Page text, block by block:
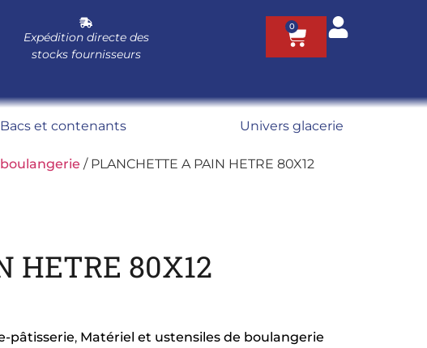
Expédition directe des
stocks fournisseurs
0
Bacs et contenants Univers glacerie
/ PLANCHETTE A PAIN HETRE 80X12
HETRE 80X12
pâtisserie, Matériel et ustensiles de boulangerie